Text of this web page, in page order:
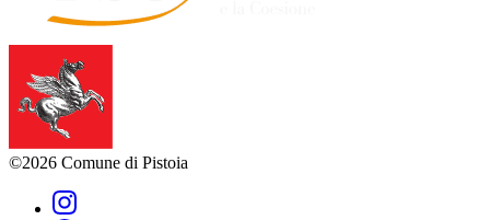
©2026 Comune di Pistoia